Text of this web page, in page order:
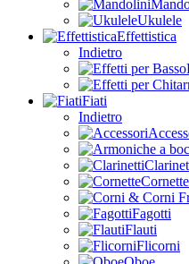
Ukulele
Effettistica
Indietro
Fiati
Indietro
Cornette
Fagotti
Flauti
Flicorni